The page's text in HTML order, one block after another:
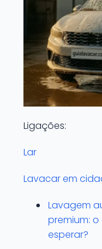
Ligações:
Lar
Lavacar em
Lavagem
premium: o
esperar?